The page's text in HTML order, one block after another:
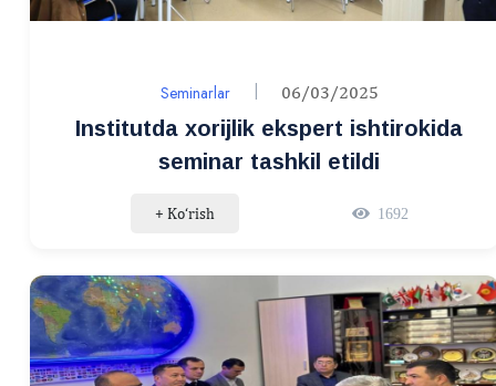
Seminarlar 06/03/2025
Institutda xorijlik ekspert ishtirokida
seminar tashkil etildi
+ Ko‘rish 1692